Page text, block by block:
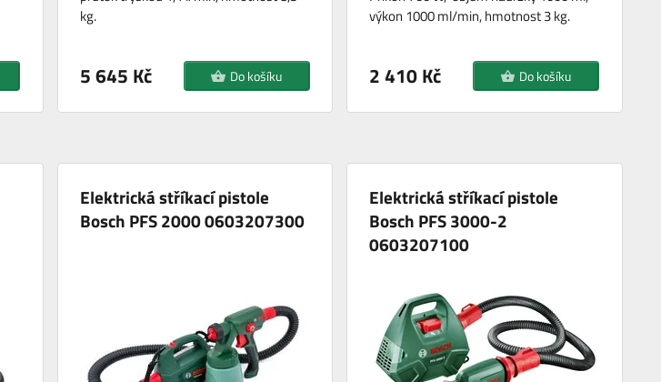
kg.
5 645 Kč Do košíku
výkon 1000 ml/min, hmotnost 3 kg.
2 410 Kč Do košíku
Elektrická stříkací pistole
Bosch PFS 2000 0603207300
Elektrická stříkací pistole
Bosch PFS 3000-2
0603207100